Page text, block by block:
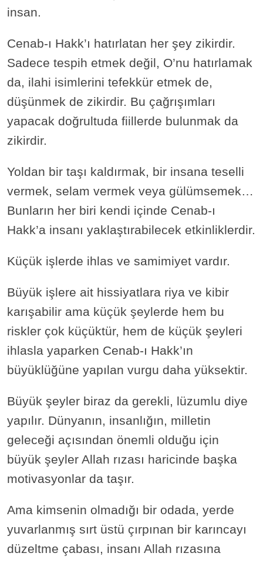
insan.
Cenab-ı Hakk’ı hatırlatan her şey zikirdir.
Sadece tespih etmek değil, O’nu hatırlamak
da, ilahi isimlerini tefekkür etmek de,
düşünmek de zikirdir. Bu çağrışımları
yapacak doğrultuda fiillerde bulunmak da
zikirdir.
Yoldan bir taşı kaldırmak, bir insana teselli
vermek, selam vermek veya gülümsemek…
Bunların her biri kendi içinde Cenab-ı
Hakk’a insanı yaklaştırabilecek etkinliklerdir.
Küçük işlerde ihlas ve samimiyet vardır.
Büyük işlere ait hissiyatlara riya ve kibir
karışabilir ama küçük şeylerde hem bu
riskler çok küçüktür, hem de küçük şeyleri
ihlasla yaparken Cenab-ı Hakk’ın
büyüklüğüne yapılan vurgu daha yüksektir.
Büyük şeyler biraz da gerekli, lüzumlu diye
yapılır. Dünyanın, insanlığın, milletin
geleceği açısından önemli olduğu için
büyük şeyler Allah rızası haricinde başka
motivasyonlar da taşır.
Ama kimsenin olmadığı bir odada, yerde
yuvarlanmış sırt üstü çırpınan bir karıncayı
düzeltme çabası, insanı Allah rızasına